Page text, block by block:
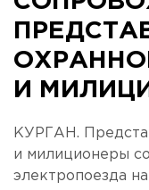
И
КУРГАН.
и милиционеры
электропоезда